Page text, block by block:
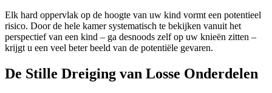
Elk hard oppervlak op de hoogte van uw kind vormt een potentieel
risico. Door de hele kamer systematisch te bekijken vanuit het
perspectief van een kind – ga desnoods zelf op uw knieën zitten –
krijgt u een veel beter beeld van de potentiële gevaren.
De Stille Dreiging van Losse Onderdelen